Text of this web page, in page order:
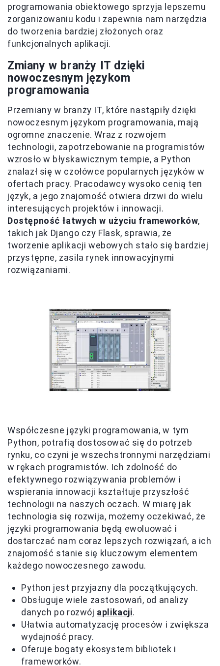
programowania obiektowego sprzyja lepszemu
zorganizowaniu kodu i zapewnia nam narzędzia
do tworzenia bardziej złożonych oraz
funkcjonalnych aplikacji.
Zmiany w branży IT dzięki
nowoczesnym językom
programowania
Przemiany w branży IT, które nastąpiły dzięki
nowoczesnym językom programowania, mają
ogromne znaczenie. Wraz z rozwojem
technologii, zapotrzebowanie na programistów
wzrosło w błyskawicznym tempie, a Python
znalazł się w czołówce popularnych języków w
ofertach pracy. Pracodawcy wysoko cenią ten
język, a jego znajomość otwiera drzwi do wielu
interesujących projektów i innowacji.
Dostępność łatwych w użyciu frameworków,
takich jak Django czy Flask, sprawia, że
tworzenie aplikacji webowych stało się bardziej
przystępne, zasila rynek innowacyjnymi
rozwiązaniami.
Współczesne języki programowania, w tym
Python, potrafią dostosować się do potrzeb
rynku, co czyni je wszechstronnymi narzędziami
w rękach programistów. Ich zdolność do
efektywnego rozwiązywania problemów i
wspierania innowacji kształtuje przyszłość
technologii na naszych oczach. W miarę jak
technologia się rozwija, możemy oczekiwać, że
języki programowania będą ewoluować i
dostarczać nam coraz lepszych rozwiązań, a ich
znajomość stanie się kluczowym elementem
każdego nowoczesnego zawodu.
Python jest przyjazny dla początkujących.
Obsługuje wiele zastosowań, od analizy
danych po rozwój aplikacji.
Ułatwia automatyzację procesów i zwiększa
wydajność pracy.
Oferuje bogaty ekosystem bibliotek i
frameworków.